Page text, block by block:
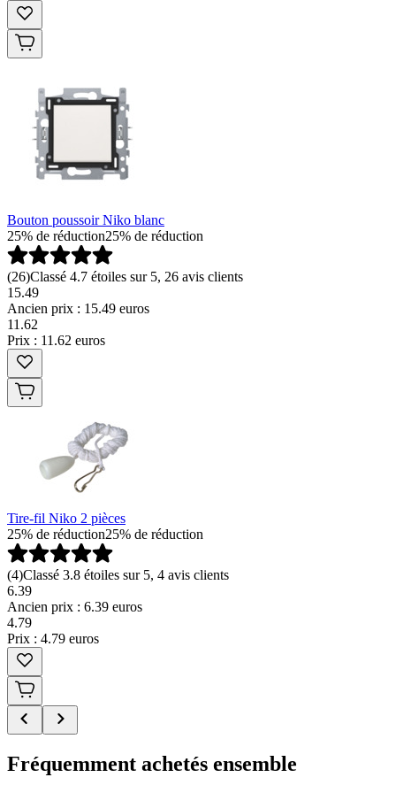
Bouton poussoir Niko blanc
25% de réduction25% de réduction
(26)Classé 4.7 étoiles sur 5, 26 avis clients
15.49
Ancien prix : 15.49 euros
11 .62
Prix : 11.62 euros
Tire-fil Niko 2 pièces
25% de réduction25% de réduction
(4)Classé 3.8 étoiles sur 5, 4 avis clients
6.39
Ancien prix : 6.39 euros
4.79
Prix : 4.79 euros
Fréquemment achetés ensemble